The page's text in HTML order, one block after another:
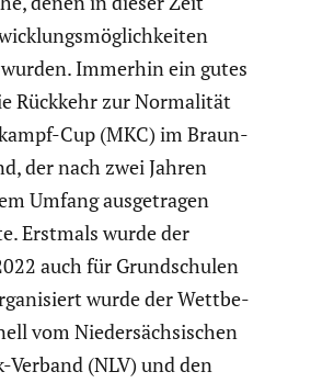
Immerhin ein gutes
Rückkehr zur Norma­lität
Cup (MKC) im Braun­
der nach zwei Jahren
Umfang ausge­tragen
Erstmals wurde der
auch für Grund­schulen
wurde der Wettbe­
vom Nieder­säch­si­schen
(NLV) und den